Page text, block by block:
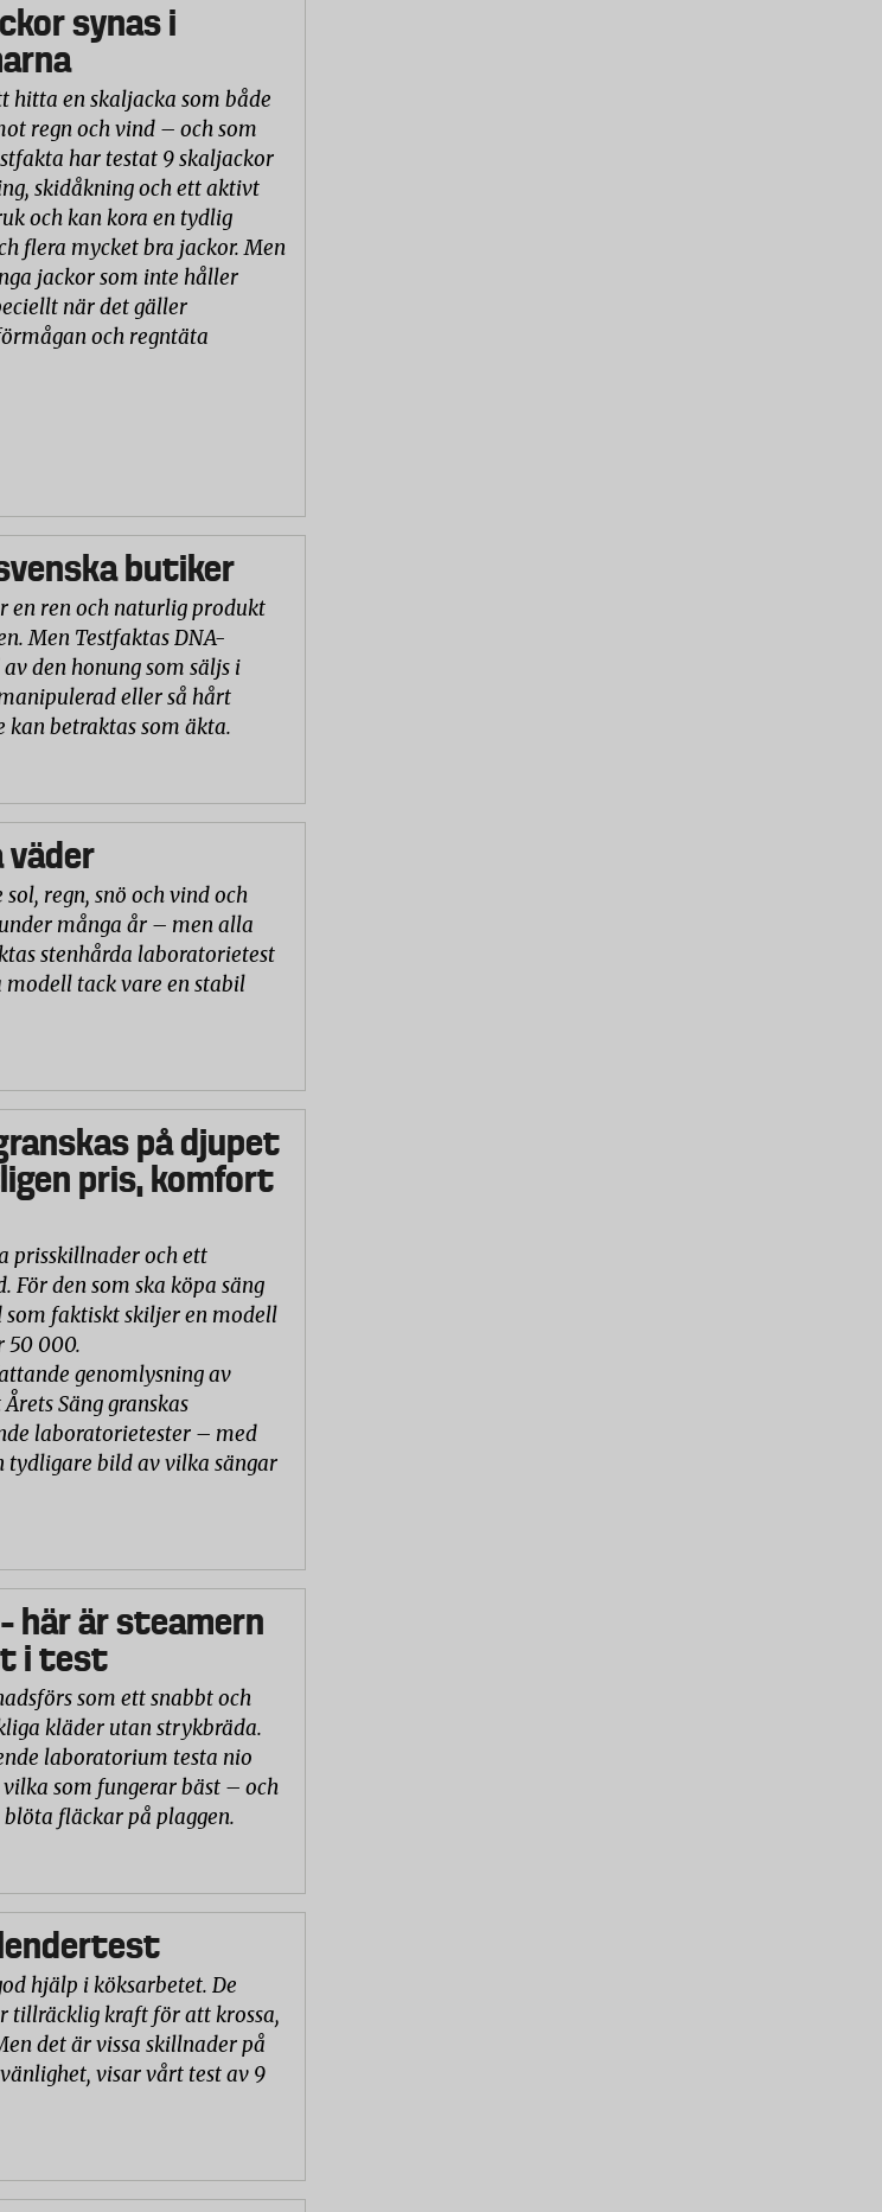
synas i
hitta en skaljacka som både
regn och vind – och som
har testat 9 skaljackor
skidåkning och ett aktivt
och kan kora en tydlig
flera mycket bra jackor. Men
jackor som inte håller
när det gäller
och regntäta
butiker
en ren och naturlig produkt
Men Testfaktas DNA-
den honung som säljs i
eller så hårt
kan betraktas som äkta.
väder
regn, snö och vind och
många år – men alla
stenhårda laboratorietest
tack vare en stabil
på djupet
pris, komfort
prisskillnader och ett
den som ska köpa säng
faktiskt skiljer en modell
50 000.
genomlysning av
Säng granskas
laboratorietester – med
tydligare bild av vilka sängar
här är steamern
i test
som ett snabbt och
kläder utan strykbräda.
laboratorium testa nio
som fungerar bäst – och
fläckar på plaggen.
hjälp i köksarbetet. De
tillräcklig kraft för att krossa,
det är vissa skillnader på
visar vårt test av 9